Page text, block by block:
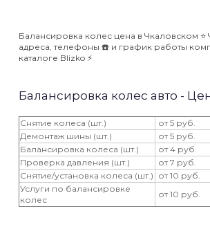
Балансировка колес цена в Чкаловском ⭐️
адреса, телефоны ☎️ и график работы
каталоге Blizko ⚡️
Балансировка колес авто -
Снятие колеса (шт.)
от 5 руб.
Демонтаж шины (шт.)
от 5 руб.
Балансировка колеса (шт.)
от 4 руб.
Проверка давления (шт.)
от 7 руб.
Снятие/установка колеса (шт.) от 10 руб.
Услуги по балансировке
колес
от 10 руб.